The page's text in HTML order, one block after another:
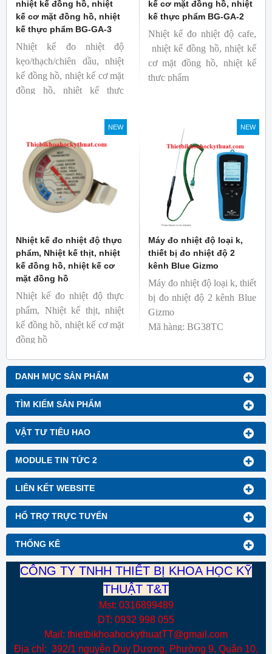
DANH MỤC SẢN PHẨM
TÌM KIẾM SẢN PHẨM
VẬT TƯ TIÊU HAO
MODULE TIN TỨC 2
LIÊN KẾT WEBSITE
HỔ TRỢ TRỰC TUYẾN
THỐNG KÊ
nhiệt kế đồng hồ, nhiệt
kế cơ mặt đồng hồ, nhiệt
kế thực phẩm BG-GA-3
Nhiệt kế đo nhiệt độ
kẹo/thạch/chiên dầu, nhiệt
kế đồng hồ, nhiệt kế cơ mặt
đồng hồ, nhiệt kế thực
Thương hiệu: Blue Gizmo
kế cơ mặt đồng hồ, nhiệt
kế thực phẩm BG-GA-2
Nhiệt kế đo nhiệt độ cafe,
nhiệt kế đồng hồ, nhiệt kế
cơ mặt đồng hồ, nhiệt kế
thực phẩm
NEW
Nhiệt kế đo nhiệt độ thực
phẩm, Nhiệt kế thịt, nhiệt
kế đồng hồ, nhiệt kế cơ
mặt đồng hồ
Nhiệt kế đo nhiệt độ thực
phẩm, Nhiệt kế thịt, nhiệt
kế đồng hồ, nhiệt kế cơ mặt
đồng hồ
Thương hiệu: Blue Gizmo
NEW
Máy đo nhiệt độ loại k,
thiết bị đo nhiệt độ 2
kênh Blue Gizmo
Máy đo nhiệt độ loại k, thiết
bị đo nhiệt độ 2 kênh Blue
Gizmo
Mã hàng: BG38TC
CÔNG TY TNHH THIẾT BỊ KHOA HỌC KỸ
THUẬT T&T
Mst: 0316899489
DT: 0932 998 055
Mail: thietbikhoahockythuatTT@gmail.com
Địa chỉ: 392/1 nguyễn Duy Dương, Phường 9, Quận 10,